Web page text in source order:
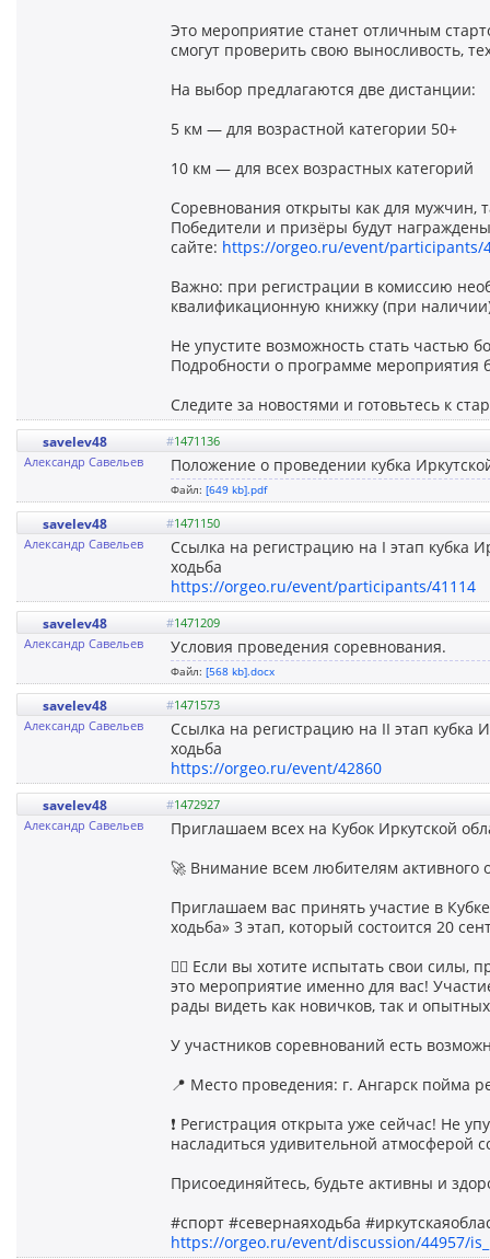
Это мероприятие станет отличным
смогут проверить свою выносливость,
На выбор предлагаются две дистанции:
5 км — для возрастной категории 50+
10 км — для всех возрастных категорий
Соревнования открыты как для мужчин,
Победители и призёры будут
сайте: https://orgeo.ru/event/participants/
Важно: при регистрации в комиссию
квалификационную книжку (при
Не упустите возможность стать частью
Подробности о программе мероприятия
Следите за новостями и готовьтесь к
savelev48 #1471136
Александр Савельев
Положение о проведении кубка
Файл: [649 kb].pdf
savelev48 #1471150
Александр Савельев
Ссылка на регистрацию на I этап кубка
ходьба
https://orgeo.ru/event/participants/41114
savelev48 #1471209
Александр Савельев
Условия проведения соревнования.
Файл: [568 kb].docx
savelev48 #1471573
Александр Савельев
Ссылка на регистрацию на II этап кубка
ходьба
https://orgeo.ru/event/42860
savelev48 #1472927
Александр Савельев
Приглашаем всех на Кубок Иркутской
🚀 Внимание всем любителям
Приглашаем вас принять участие в
ходьба» 3 этап, который состоится 20
🏃‍♂️ Если вы хотите испытать свои силы,
это мероприятие именно для вас!
рады видеть как новичков, так и
У участников соревнований есть
📍 Место проведения: г. Ангарск пойма
❗️ Регистрация открыта уже сейчас! Не
насладиться удивительной атмосферой
Присоединяйтесь, будьте активны и
#спорт #севернаяходьба
https://orgeo.ru/event/discussion/44957/